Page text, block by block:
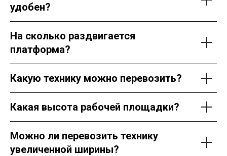
удобен?
На сколько раздвигается
платформа?
Какую технику можно перевозить?
Какая высота рабочей площадки?
Можно ли перевозить технику
увеличенной ширины?